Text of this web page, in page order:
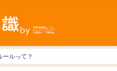
ールって？